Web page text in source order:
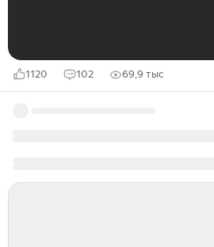
1120 102 69,9 тыс